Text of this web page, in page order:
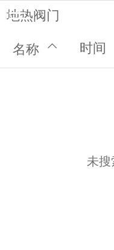
首页 新闻动态
地热阀门
名称 时间
未搜